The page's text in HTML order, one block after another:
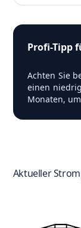
Profi-Tipp
Achten Sie
einen
Monaten,
Aktueller